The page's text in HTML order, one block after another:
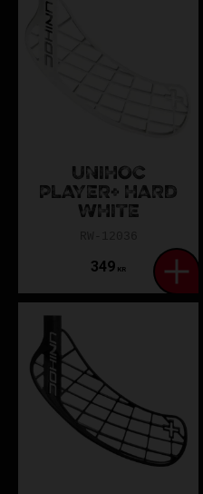
UNIHOC
PLAYER+ HARD
WHITE
349 KR